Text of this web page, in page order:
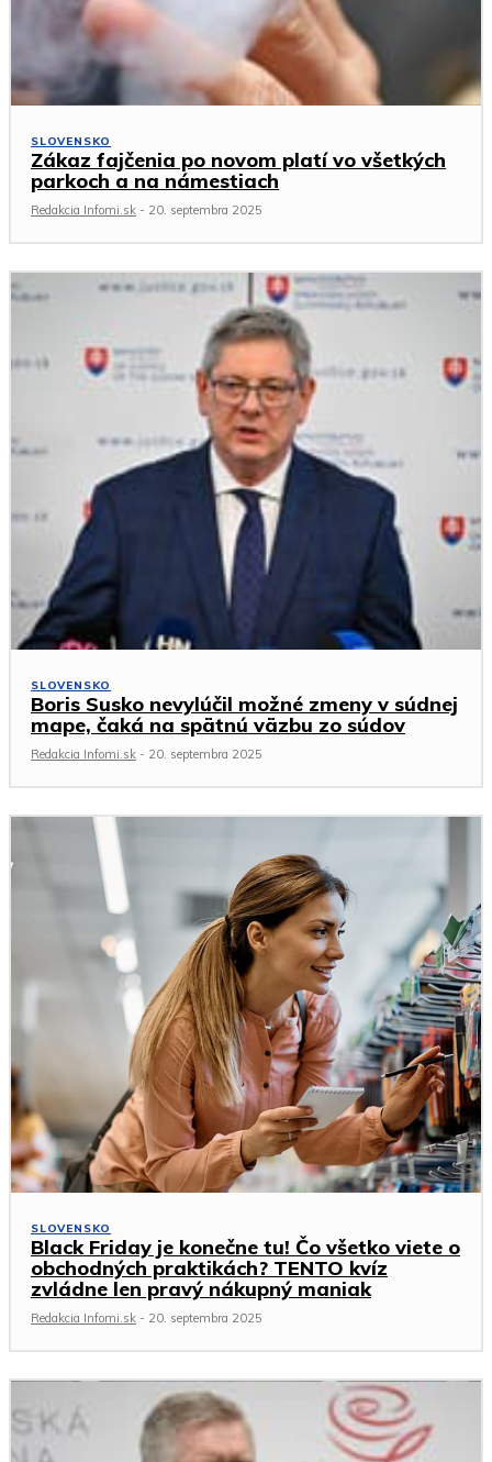
SLOVENSKO
Zákaz fajčenia po novom platí vo všetkých
parkoch a na námestiach
Redakcia Infomi.sk - 20. septembra 2025
SLOVENSKO
Boris Susko nevylúčil možné zmeny v súdnej
mape, čaká na spätnú väzbu zo súdov
Redakcia Infomi.sk - 20. septembra 2025
SLOVENSKO
Black Friday je konečne tu! Čo všetko viete o
obchodných praktikách? TENTO kvíz
zvládne len pravý nákupný maniak
Redakcia Infomi.sk - 20. septembra 2025